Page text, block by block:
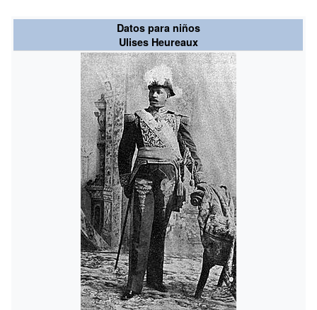
Datos para niños
Ulises Heureaux